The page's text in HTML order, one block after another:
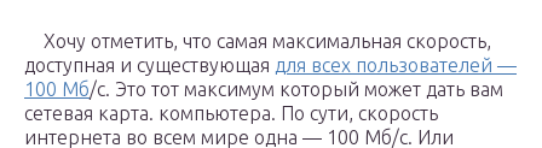
Хочу отметить, что самая максимальная скорость,
доступная и существующая для всех пользователей —
100 Мб/с. Это тот максимум который может дать вам
сетевая карта. компьютера. По сути, скорость
интернета во всем мире одна — 100 Мб/с. Или